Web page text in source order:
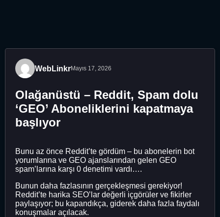
WebLinkrMayıs 17, 2026
Olağanüstü – Reddit, Spam dolu
‘GEO’ Aboneliklerini kapatmaya
başlıyor
Bunu az önce Reddit’te gördüm – bu abonelerin bot
yorumlarına ve GEO ajanslarından gelen GEO
spam’larına karşı 0 denetimi vardı….
Bunun daha fazlasının gerçekleşmesi gerekiyor!
Reddit’te harika SEO’lar değerli içgörüler ve fikirler
paylaşıyor; bu kapandıkça, giderek daha fazla faydalı
konuşmalar açılacak.